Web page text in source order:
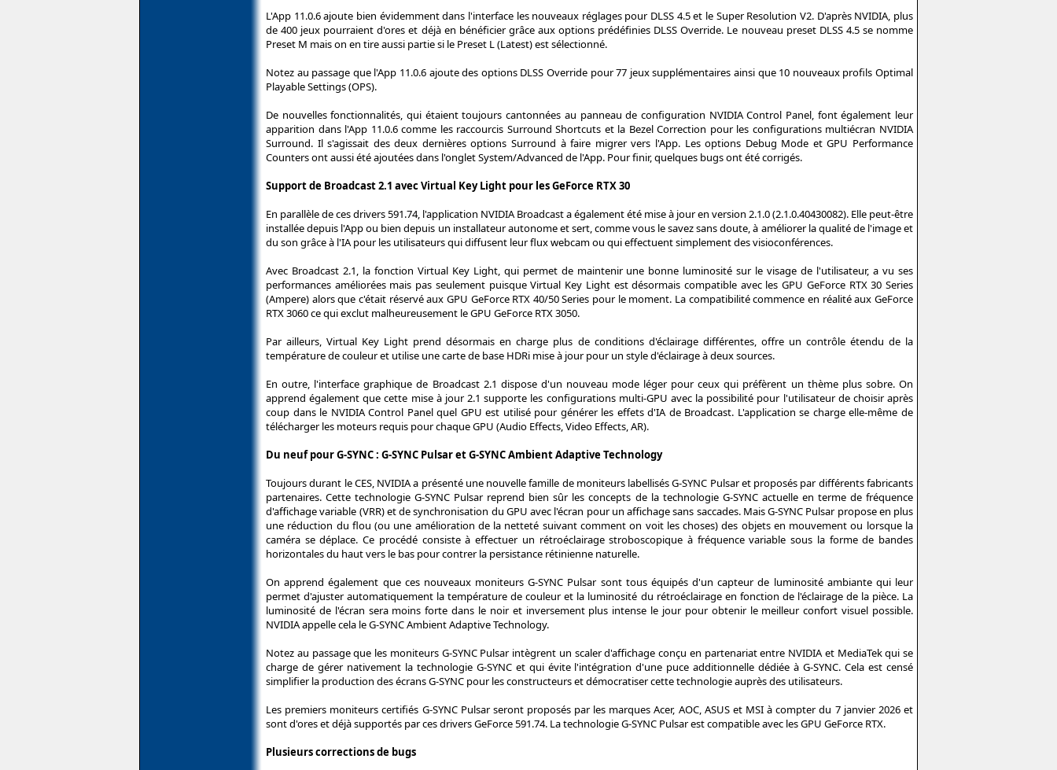
L'App 11.0.6 ajoute bien évidemment dans l'interface les nouveaux réglages pour DLSS 4.5 et le Super Resolution V2. D'après NVIDIA, plus
de 400 jeux pourraient d'ores et déjà en bénéficier grâce aux options prédéfinies DLSS Override. Le nouveau preset DLSS 4.5 se nomme
Preset M mais on en tire aussi partie si le Preset L (Latest) est sélectionné.
Notez au passage que l'App 11.0.6 ajoute des options DLSS Override pour 77 jeux supplémentaires ainsi que 10 nouveaux profils Optimal
Playable Settings (OPS).
De nouvelles fonctionnalités, qui étaient toujours cantonnées au panneau de configuration NVIDIA Control Panel, font également leur
apparition dans l'App 11.0.6 comme les raccourcis Surround Shortcuts et la Bezel Correction pour les configurations multiécran NVIDIA
Surround. Il s'agissait des deux dernières options Surround à faire migrer vers l'App. Les options Debug Mode et GPU Performance
Counters ont aussi été ajoutées dans l'onglet System/Advanced de l'App. Pour finir, quelques bugs ont été corrigés.
Support de Broadcast 2.1 avec Virtual Key Light pour les GeForce RTX 30
En parallèle de ces drivers 591.74, l'application NVIDIA Broadcast a également été mise à jour en version 2.1.0 (2.1.0.40430082). Elle peut-être
installée depuis l'App ou bien depuis un installateur autonome et sert, comme vous le savez sans doute, à améliorer la qualité de l'image et
du son grâce à l'IA pour les utilisateurs qui diffusent leur flux webcam ou qui effectuent simplement des visioconférences.
Avec Broadcast 2.1, la fonction Virtual Key Light, qui permet de maintenir une bonne luminosité sur le visage de l'utilisateur, a vu ses
performances améliorées mais pas seulement puisque Virtual Key Light est désormais compatible avec les GPU GeForce RTX 30 Series
(Ampere) alors que c'était réservé aux GPU GeForce RTX 40/50 Series pour le moment. La compatibilité commence en réalité aux GeForce
RTX 3060 ce qui exclut malheureusement le GPU GeForce RTX 3050.
Par ailleurs, Virtual Key Light prend désormais en charge plus de conditions d'éclairage différentes, offre un contrôle étendu de la
température de couleur et utilise une carte de base HDRi mise à jour pour un style d'éclairage à deux sources.
En outre, l'interface graphique de Broadcast 2.1 dispose d'un nouveau mode léger pour ceux qui préfèrent un thème plus sobre. On
apprend également que cette mise à jour 2.1 supporte les configurations multi-GPU avec la possibilité pour l'utilisateur de choisir après
coup dans le NVIDIA Control Panel quel GPU est utilisé pour générer les effets d'IA de Broadcast. L'application se charge elle-même de
télécharger les moteurs requis pour chaque GPU (Audio Effects, Video Effects, AR).
Du neuf pour G-SYNC : G-SYNC Pulsar et G-SYNC Ambient Adaptive Technology
Toujours durant le CES, NVIDIA a présenté une nouvelle famille de moniteurs labellisés G-SYNC Pulsar et proposés par différents fabricants
partenaires. Cette technologie G-SYNC Pulsar reprend bien sûr les concepts de la technologie G-SYNC actuelle en terme de fréquence
d'affichage variable (VRR) et de synchronisation du GPU avec l'écran pour un affichage sans saccades. Mais G-SYNC Pulsar propose en plus
une réduction du flou (ou une amélioration de la netteté suivant comment on voit les choses) des objets en mouvement ou lorsque la
caméra se déplace. Ce procédé consiste à effectuer un rétroéclairage stroboscopique à fréquence variable sous la forme de bandes
horizontales du haut vers le bas pour contrer la persistance rétinienne naturelle.
On apprend également que ces nouveaux moniteurs G-SYNC Pulsar sont tous équipés d'un capteur de luminosité ambiante qui leur
permet d'ajuster automatiquement la température de couleur et la luminosité du rétroéclairage en fonction de l'éclairage de la pièce. La
luminosité de l'écran sera moins forte dans le noir et inversement plus intense le jour pour obtenir le meilleur confort visuel possible.
NVIDIA appelle cela le G-SYNC Ambient Adaptive Technology.
Notez au passage que les moniteurs G-SYNC Pulsar intègrent un scaler d'affichage conçu en partenariat entre NVIDIA et MediaTek qui se
charge de gérer nativement la technologie G-SYNC et qui évite l'intégration d'une puce additionnelle dédiée à G-SYNC. Cela est censé
simplifier la production des écrans G-SYNC pour les constructeurs et démocratiser cette technologie auprès des utilisateurs.
Les premiers moniteurs certifiés G-SYNC Pulsar seront proposés par les marques Acer, AOC, ASUS et MSI à compter du 7 janvier 2026 et
sont d'ores et déjà supportés par ces drivers GeForce 591.74. La technologie G-SYNC Pulsar est compatible avec les GPU GeForce RTX.
Plusieurs corrections de bugs